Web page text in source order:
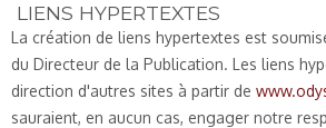
LIENS HYPERTEXTES
La création de liens hypertextes est
du Directeur de la Publication. Les liens
direction d'autres sites à partir de
sauraient, en aucun cas, engager notre